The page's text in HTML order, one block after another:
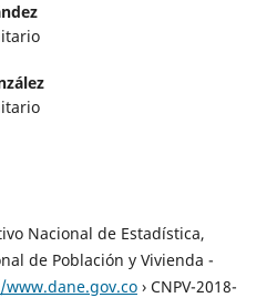
Nacional de Estadística,
de Población y Vivienda -
› CNPV-2018-